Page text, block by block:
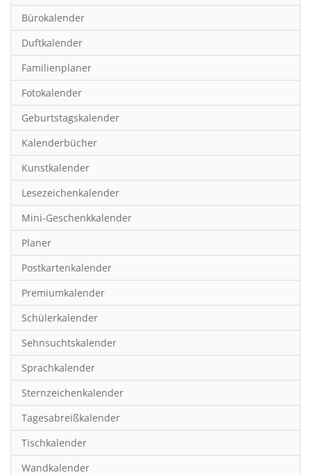
Familienplaner
Fantasy
Film
Fotokunst
Frauen
Fußball
Gaming
Geburtstagskalender
Geschichte
Hobby & Basteln
Humor & Cartoon
Inspiration & Entspannung
Inspiration & Spiritualität
Kinderkalender
Kunst
Länder & Städte
Landschaft & Natur
Lifestyle
Literatur
Bürokalender
Duftkalender
Familienplaner
Fotokalender
Geburtstagskalender
Kalenderbücher
Kunstkalender
Lesezeichenkalender
Mini-Geschenkkalender
Planer
Postkartenkalender
Premiumkalender
Schülerkalender
Sehnsuchtskalender
Sprachkalender
Sternzeichenkalender
Tagesabreißkalender
Tischkalender
Wandkalender